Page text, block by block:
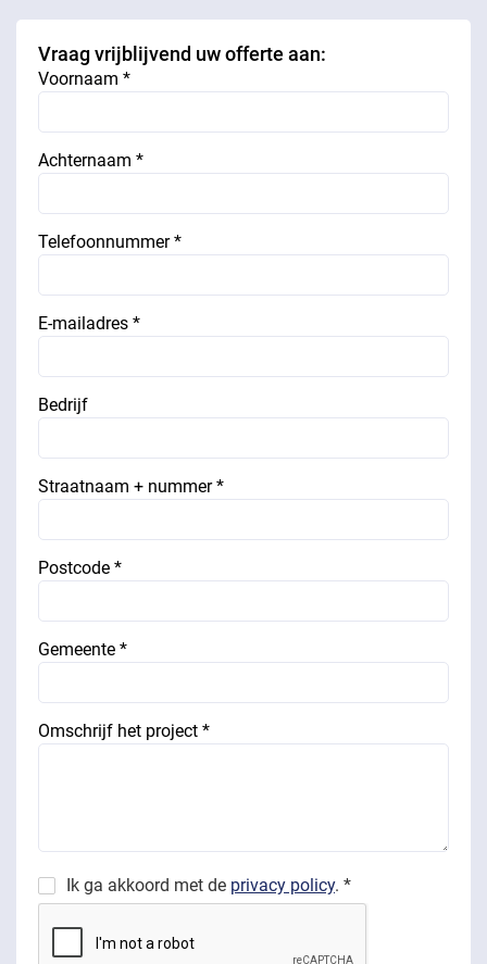
Vraag vrijblijvend uw offerte aan:
Voornaam *
Achternaam *
Telefoonnummer *
E-mailadres *
Bedrijf
Straatnaam + nummer *
Postcode *
Gemeente *
Omschrijf het project *
Ik ga akkoord met de privacy policy. *